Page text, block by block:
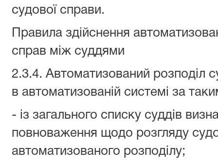
судової справи.
Правила здійснення
справ між суддями
2.3.4. Автоматизований розподіл
в автоматизованій системі за
- із загального списку суддів
повноваження щодо розгляду
автоматизованого розподілу;